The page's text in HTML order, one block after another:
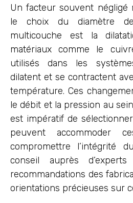
Un facteur souvent négligé
le choix du diamètre
multicouche est la
matériaux comme le
utilisés dans les
dilatent et se contractent
température. Ces
le débit et la pression au
est impératif de
peuvent accommoder
compromettre l’intégrité
conseil auprès
recommandations des
orientations précieuses sur